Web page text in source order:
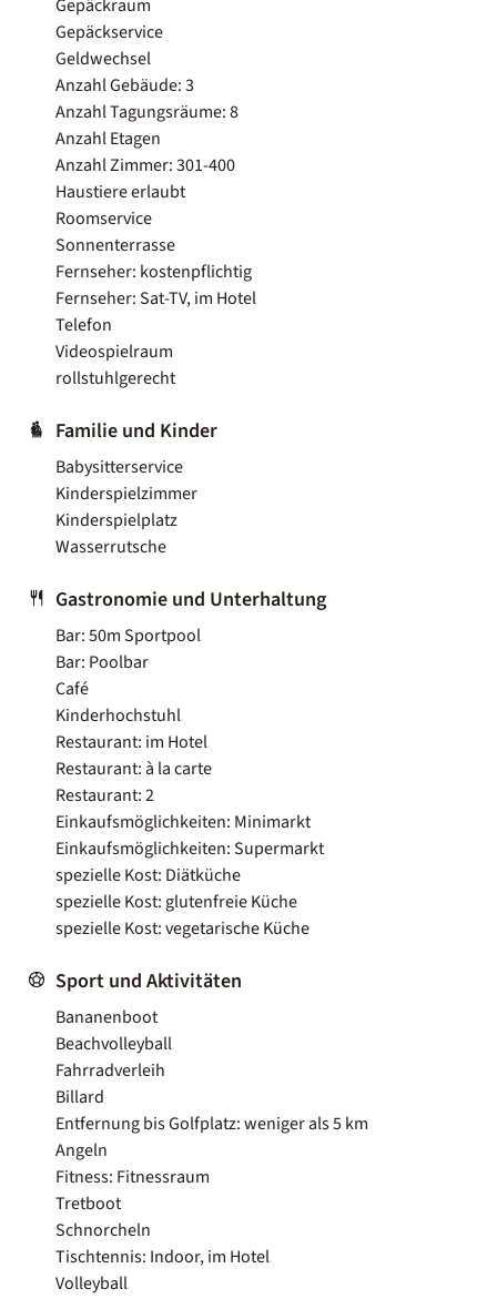
Gepäckraum
Gepäckservice
Geldwechsel
Anzahl Gebäude: 3
Anzahl Tagungsräume: 8
Anzahl Etagen
Anzahl Zimmer: 301-400
Haustiere erlaubt
Roomservice
Sonnenterrasse
Fernseher: kostenpflichtig
Fernseher: Sat-TV, im Hotel
Telefon
Videospielraum
rollstuhlgerecht
Familie und Kinder
Babysitterservice
Kinderspielzimmer
Kinderspielplatz
Wasserrutsche
Gastronomie und Unterhaltung
Bar: 50m Sportpool
Bar: Poolbar
Café
Kinderhochstuhl
Restaurant: im Hotel
Restaurant: à la carte
Restaurant: 2
Einkaufsmöglichkeiten: Minimarkt
Einkaufsmöglichkeiten: Supermarkt
spezielle Kost: Diätküche
spezielle Kost: glutenfreie Küche
spezielle Kost: vegetarische Küche
Sport und Aktivitäten
Bananenboot
Beachvolleyball
Fahrradverleih
Billard
Entfernung bis Golfplatz: weniger als 5 km
Angeln
Fitness: Fitnessraum
Tretboot
Schnorcheln
Tischtennis: Indoor, im Hotel
Volleyball